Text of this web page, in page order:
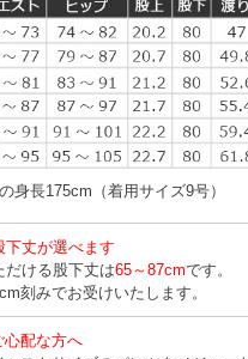
身長175cm（着用サイズ9号）
下丈が選べます
だける股下丈は65～87cmです。
刻みでお受けいたします。
配な方へ